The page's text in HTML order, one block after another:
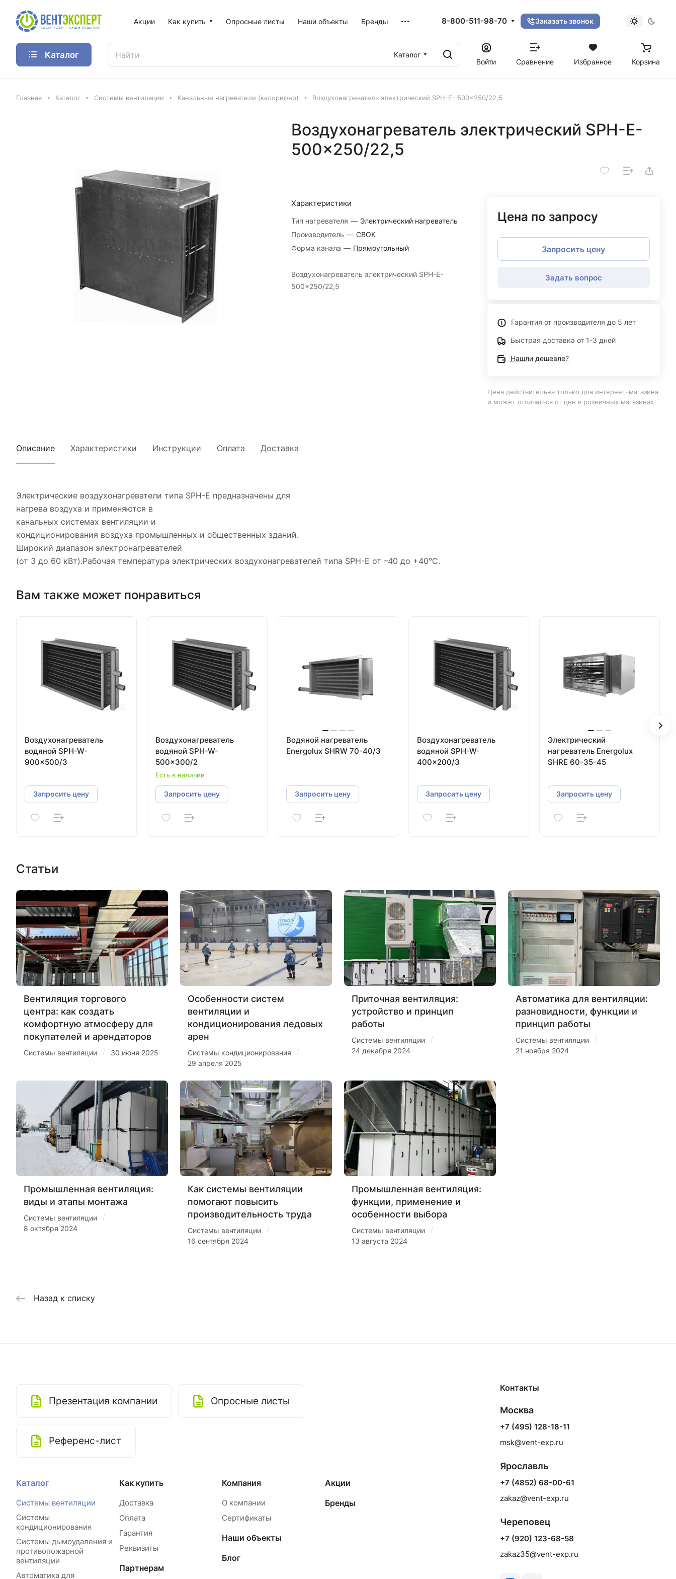
Акции Как купить Опросные листы Наши объекты Бренды 8-800-511-98-70 Заказать звонок
Каталог
Каталог
Войти
Сравнение Избранное Корзина
Главная Каталог Системы вентиляции Канальные нагреватели (калорифер) Воздухонагреватель электрический SPH-E- 500×250/22,5
Воздухонагреватель электрический SPH-E-
500×250/22,5
Характеристики
Тип нагревателя — Электрический нагреватель
Производитель — СВОК
Форма канала — Прямоугольный
Воздухонагреватель электрический SPH-E-
500×250/22,5
Цена по запросу
Запросить цену
Задать вопрос
Гарантия от производителя до 5 лет
Быстрая доставка от 1-3 дней
Нашли дешевле?
Цена действительна только для интернет-магазина
и может отличаться от цен в розничных магазинах
Описание Характеристики Инструкции Оплата Доставка
Электрические воздухонагреватели типа SPH-E предназначены для
нагрева воздуха и применяются в
канальных системах вентиляции и
кондиционирования воздуха промышленных и общественных зданий.
Широкий диапазон электронагревателей
(от 3 до 60 кВт).Рабочая температура электрических воздухонагревателей типа SPH-E от –40 до +40°С.
Вам также может понравиться
Воздухонагреватель
водяной SPH-W-
900×500/3
Запросить цену
Воздухонагреватель
водяной SPH-W-
500×300/2
Есть в наличии
Запросить цену
Водяной нагреватель
Energolux SHRW 70-40/3
Запросить цену
Воздухонагреватель
водяной SPH-W-
400×200/3
Запросить цену
Электрический
нагреватель Energolux
SHRE 60-35-45
Запросить цену
Статьи
Вентиляция торгового
центра: как создать
комфортную атмосферу для
покупателей и арендаторов
Системы вентиляции / 30 июня 2025
Особенности систем
вентиляции и
кондиционирования ледовых
арен
Системы кондиционирования /
29 апреля 2025
Приточная вентиляция:
устройство и принцип
работы
Системы вентиляции /
24 декабря 2024
Автоматика для вентиляции:
разновидности, функции и
принцип работы
Системы вентиляции /
21 ноября 2024
Промышленная вентиляция:
виды и этапы монтажа
Системы вентиляции /
8 октября 2024
Как системы вентиляции
помогают повысить
производительность труда
Системы вентиляции /
16 сентября 2024
Промышленная вентиляция:
функции, применение и
особенности выбора
Системы вентиляции /
13 августа 2024
Назад к списку
Презентация компании Опросные листы
Референс-лист
Каталог
Системы вентиляции
Системы
кондиционирования
Системы дымоудаления и
противопожарной
вентиляции
Автоматика для
Как купить
Доставка
Оплата
Гарантия
Реквизиты
Партнерам
Компания
О компании
Сертификаты
Наши объекты
Блог
Акции
Бренды
Контакты
Москва
+7 (495) 128-18-11
msk@vent-exp.ru
Ярославль
+7 (4852) 68-00-61
zakaz@vent-exp.ru
Череповец
+7 (920) 123-68-58
zakaz35@vent-exp.ru